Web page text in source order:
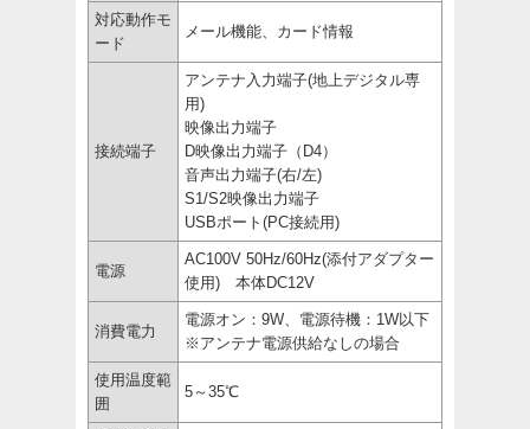
対応動作モ
ード
メール機能、カード情報
接続端子
アンテナ入力端子(地上デジタル専
用)
映像出力端子
D映像出力端子（D4）
音声出力端子(右/左)
S1/S2映像出力端子
USBポート(PC接続用)
電源
AC100V 50Hz/60Hz(添付アダプター
使用) 本体DC12V
消費電力
電源オン：9W、電源待機：1W以下
※アンテナ電源供給なしの場合
使用温度範
囲
5～35℃